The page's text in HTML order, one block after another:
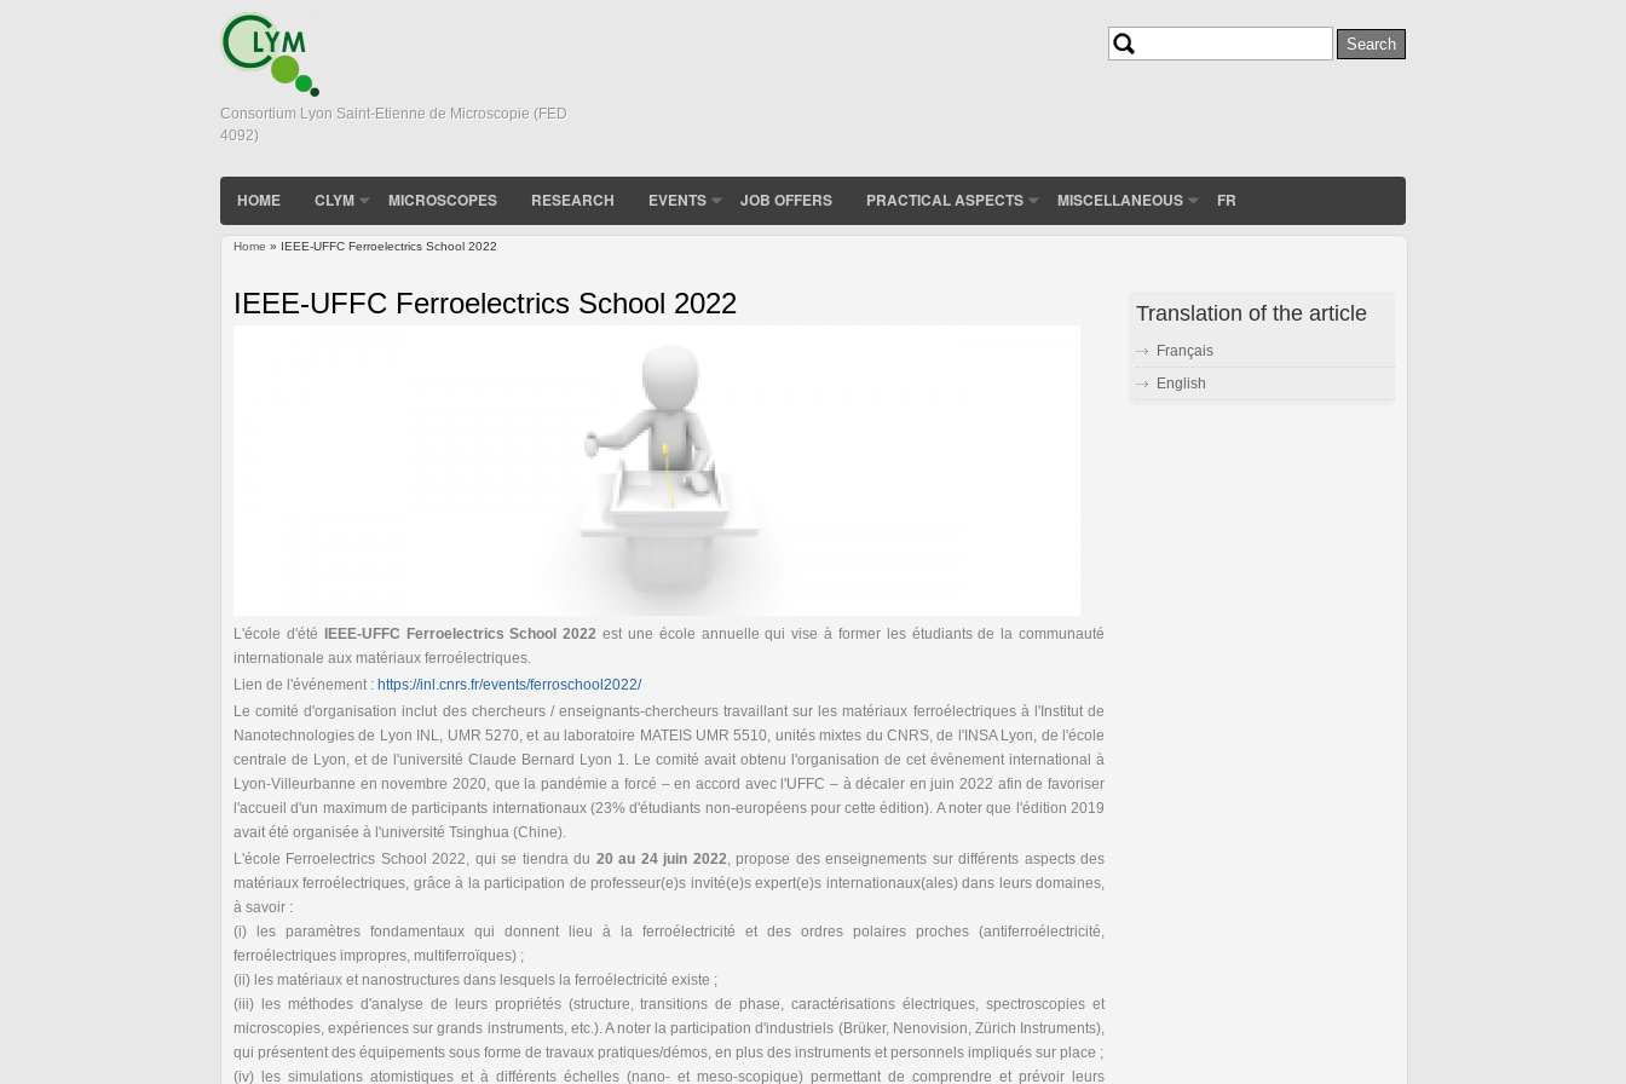
Consortium Lyon Saint-Etienne de Microscopie (FED
4092)
Search
HOME CLYM MICROSCOPES RESEARCH EVENTS JOB OFFERS PRACTICAL ASPECTS MISCELLANEOUS FR
Home » IEEE-UFFC Ferroelectrics School 2022
IEEE-UFFC Ferroelectrics School 2022
L'école d'été IEEE-UFFC Ferroelectrics School 2022 est une école annuelle qui vise à former les étudiants de la communauté
internationale aux matériaux ferroélectriques.
Lien de l'événement : https://inl.cnrs.fr/events/ferroschool2022/
Le comité d'organisation inclut des chercheurs / enseignants-chercheurs travaillant sur les matériaux ferroélectriques à l'Institut de
Nanotechnologies de Lyon INL, UMR 5270, et au laboratoire MATEIS UMR 5510, unités mixtes du CNRS, de l'INSA Lyon, de l'école
centrale de Lyon, et de l'université Claude Bernard Lyon 1. Le comité avait obtenu l'organisation de cet évènement international à
Lyon-Villeurbanne en novembre 2020, que la pandémie a forcé – en accord avec l'UFFC – à décaler en juin 2022 afin de favoriser
l'accueil d'un maximum de participants internationaux (23% d'étudiants non-européens pour cette édition). A noter que l'édition 2019
avait été organisée à l'université Tsinghua (Chine).
L'école Ferroelectrics School 2022, qui se tiendra du 20 au 24 juin 2022 , propose des enseignements sur différents aspects des
matériaux ferroélectriques, grâce à la participation de professeur(e)s invité(e)s expert(e)s internationaux(ales) dans leurs domaines,
à savoir :
(i) les paramètres fondamentaux qui donnent lieu à la ferroélectricité et des ordres polaires proches (antiferroélectricité,
ferroélectriques impropres, multiferroïques) ;
(ii) les matériaux et nanostructures dans lesquels la ferroélectricité existe ;
(iii) les méthodes d'analyse de leurs propriétés (structure, transitions de phase, caractérisations électriques, spectroscopies et
microscopies, expériences sur grands instruments, etc.). A noter la participation d'industriels (Brüker, Nenovision, Zürich Instruments),
qui présentent des équipements sous forme de travaux pratiques/démos, en plus des instruments et personnels impliqués sur place ;
(iv) les simulations atomistiques et à différents échelles (nano- et meso-scopique) permettant de comprendre et prévoir leurs
Translation of the article
Français
English